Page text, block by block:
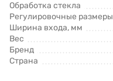
Обработка стекла
Регулировочные размеры
Ширина входа, мм
Вес
Бренд
Страна